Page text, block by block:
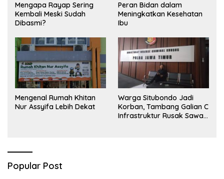
Mengapa Rayap Sering
Kembali Meski Sudah
Dibasmi?
Peran Bidan dalam
Meningkatkan Kesehatan
Ibu
Mengenal Rumah Khitan
Nur Assyifa Lebih Dekat
Warga Situbondo Jadi
Korban, Tambang Galian C
Infrastruktur Rusak Sawah
Popular Post